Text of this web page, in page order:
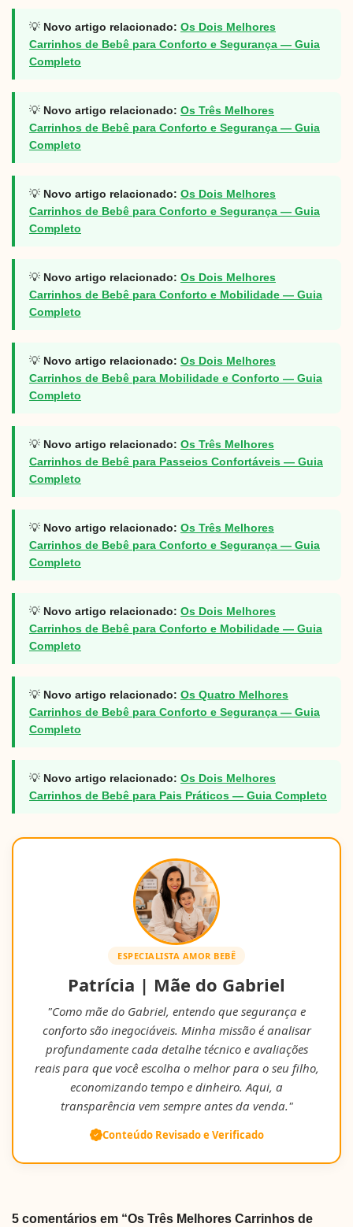
💡 Novo artigo relacionado: Os Dois Melhores
Carrinhos de Bebê para Conforto e Segurança — Guia
Completo
💡 Novo artigo relacionado: Os Três Melhores
Carrinhos de Bebê para Conforto e Segurança — Guia
Completo
💡 Novo artigo relacionado: Os Dois Melhores
Carrinhos de Bebê para Conforto e Segurança — Guia
Completo
💡 Novo artigo relacionado: Os Dois Melhores
Carrinhos de Bebê para Conforto e Mobilidade — Guia
Completo
💡 Novo artigo relacionado: Os Dois Melhores
Carrinhos de Bebê para Mobilidade e Conforto — Guia
Completo
💡 Novo artigo relacionado: Os Três Melhores
Carrinhos de Bebê para Passeios Confortáveis — Guia
Completo
💡 Novo artigo relacionado: Os Três Melhores
Carrinhos de Bebê para Conforto e Segurança — Guia
Completo
💡 Novo artigo relacionado: Os Dois Melhores
Carrinhos de Bebê para Conforto e Mobilidade — Guia
Completo
💡 Novo artigo relacionado: Os Quatro Melhores
Carrinhos de Bebê para Conforto e Segurança — Guia
Completo
💡 Novo artigo relacionado: Os Dois Melhores
Carrinhos de Bebê para Pais Práticos — Guia Completo
ESPECIALISTA AMOR BEBÊ
Patrícia | Mãe do Gabriel
"Como mãe do Gabriel, entendo que segurança e
conforto são inegociáveis. Minha missão é analisar
profundamente cada detalhe técnico e avaliações
reais para que você escolha o melhor para o seu filho,
economizando tempo e dinheiro. Aqui, a
transparência vem sempre antes da venda."
Conteúdo Revisado e Verificado
5 comentários em “Os Três Melhores Carrinhos de